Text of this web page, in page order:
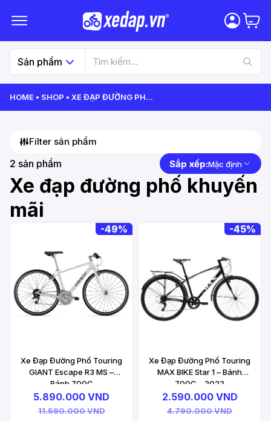
Sản phẩm
HOME SHOP XE ĐẠP ĐƯỜNG PH...
Filter sản phẩm
2 sản phẩm Sắp xếp:Mặc định
Xe đạp đường phố khuyến
mãi
-49%
Xe Đạp Đường Phố Touring
GIANT Escape R3 MS –
Bánh 700C
5.890.000 VND
11.590.000 VND
-45%
Xe Đạp Đường Phố Touring
MAX BIKE Star 1 – Bánh
700C – 2022
2.590.000 VND
4.790.000 VND